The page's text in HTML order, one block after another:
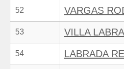
52 VARGAS
53 VILLA
54 LABRADA